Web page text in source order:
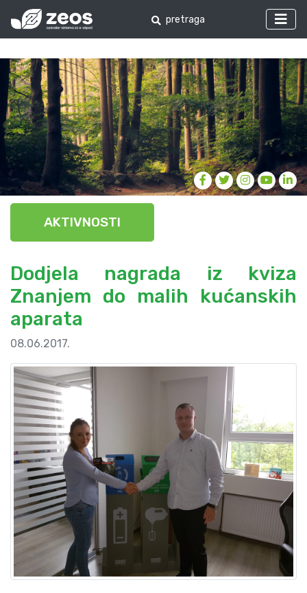
AKTIVNOSTI
Dodjela nagrada iz kviza
Znanjem do malih kućanskih
aparata
08.06.2017.